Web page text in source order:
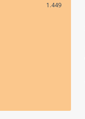
1.449